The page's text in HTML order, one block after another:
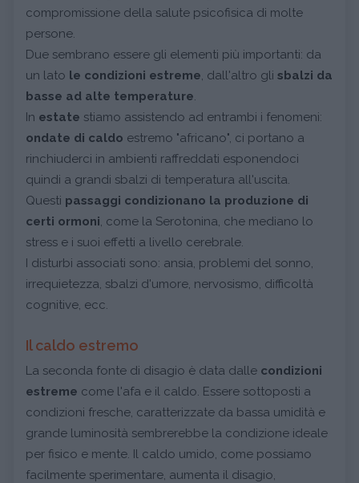
compromissione della salute psicofisica di molte
persone.
Due sembrano essere gli elementi più importanti: da
un lato le condizioni estreme , dall'altro gli sbalzi da
basse ad alte temperature
In estate stiamo assistendo ad entrambi i fenomeni:
ondate di caldo estremo "africano", ci portano a
rinchiuderci in ambienti raffreddati esponendoci
quindi a grandi sbalzi di temperatura all'uscita.
Questi passaggi condizionano la produzione di
certi ormoni , come la Serotonina, che mediano lo
stress e i suoi effetti a livello cerebrale.
I disturbi associati sono: ansia, problemi del sonno,
irrequietezza, sbalzi d'umore, nervosismo, difficoltà
cognitive, ecc.
Il caldo estremo
La seconda fonte di disagio è data dalle condizioni
estreme come l'afa e il caldo. Essere sottoposti a
condizioni fresche, caratterizzate da bassa umidità e
grande luminosità sembrerebbe la condizione ideale
per fisico e mente. Il caldo umido, come possiamo
facilmente sperimentare, aumenta il disagio,